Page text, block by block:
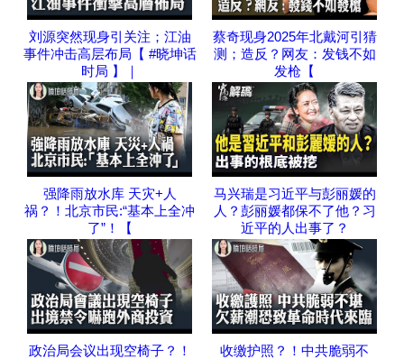
刘源突然现身引关注；江油
事件冲击高层布局【 #晓坤话
时局 】｜
蔡奇现身2025年北戴河引猜
测；造反？网友：发钱不如
发枪【
强降雨放水库 天灾+人
祸？！北京市民:“基本上全冲
了”！【
马兴瑞是习近平与彭丽媛的
人？彭丽媛都保不了他？习
近平的人出事了？
政治局会议出现空椅子？！
收缴护照？！中共脆弱不